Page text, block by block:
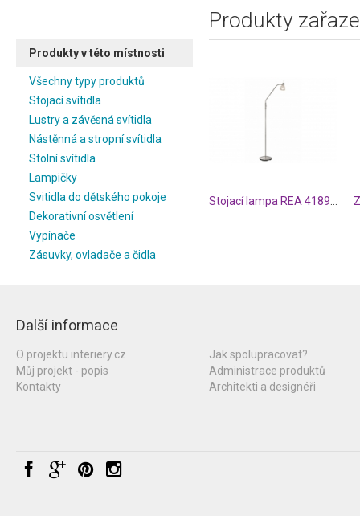
Produkty v této místnosti
Všechny typy produktů
Stojací svítidla
Lustry a závěsná svítidla
Nástěnná a stropní svítidla
Stolní svítidla
Lampičky
Svitidla do dětského pokoje
Dekorativní osvětlení
Vypínače
Zásuvky, ovladače a čidla
Produkty
Další informace
O projektu interiery.cz
Můj projekt - popis
Kontakty
Jak spolupracovat?
Administrace produktů
Architekti a designéři